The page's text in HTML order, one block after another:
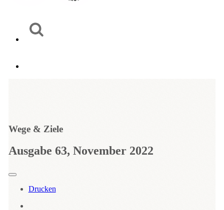
Wege & Ziele
Ausgabe 63, November 2022
Drucken